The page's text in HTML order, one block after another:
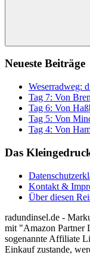
Neueste Beiträge
Weserradweg:
Tag 7: Von
Tag 6: Von
Tag 5: Von
Tag 4: Von
Das
Kontakt &
Über diesen
radundinsel.de -
mit "Amazon Partner
sogenannte Affiliate
Einkauf zustande,